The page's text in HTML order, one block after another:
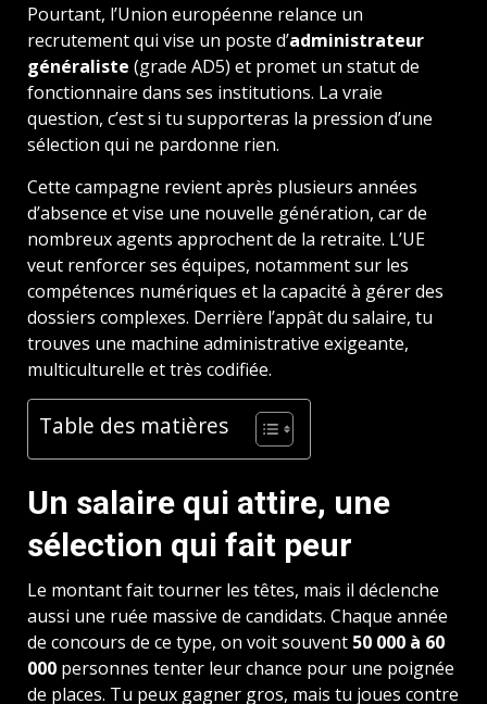
Pourtant, l’Union européenne relance un
recrutement qui vise un poste d’administrateur
généraliste (grade AD5) et promet un statut de
fonctionnaire dans ses institutions. La vraie
question, c’est si tu supporteras la pression d’une
sélection qui ne pardonne rien.
Cette campagne revient après plusieurs années
d’absence et vise une nouvelle génération, car de
nombreux agents approchent de la retraite. L’UE
veut renforcer ses équipes, notamment sur les
compétences numériques et la capacité à gérer des
dossiers complexes. Derrière l’appât du salaire, tu
trouves une machine administrative exigeante,
multiculturelle et très codifiée.
Table des matières
Un salaire qui attire, une
sélection qui fait peur
Le montant fait tourner les têtes, mais il déclenche
aussi une ruée massive de candidats. Chaque année
de concours de ce type, on voit souvent 50 000 à 60
000 personnes tenter leur chance pour une poignée
de places. Tu peux gagner gros, mais tu joues contre